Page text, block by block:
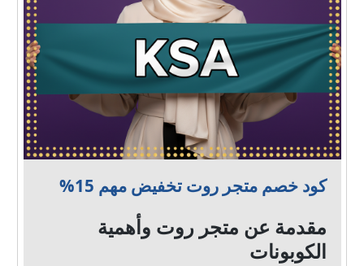
كود خصم متجر روت تخفيض مهم 15%
مقدمة عن متجر روت وأهمية
الكوبونات